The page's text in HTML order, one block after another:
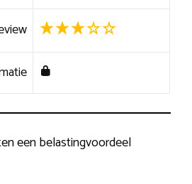
een belastingvoordeel